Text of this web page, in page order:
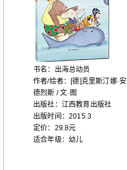
书名：出海总动员
作者/绘者：[德]克里斯汀娜·安
德烈斯 / 文·图
出版社：江西教育出版社
出版时间：2015.3
定价：29.8元
适合年级：幼儿